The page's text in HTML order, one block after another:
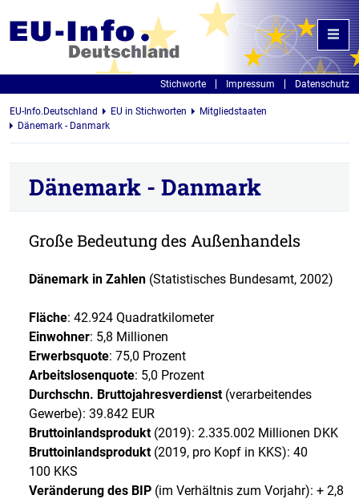
Stichworte Impressum Datenschutz
EU-Info.Deutschland EU in Stichworten
Mitgliedstaaten
Dänemark - Danmark
Dänemark - Danmark
Große Bedeutung des Außenhandels
Dänemark in Zahlen (Statistisches Bundesamt, 2002)
Fläche: 42.924 Quadratkilometer
Einwohner: 5,8 Millionen
Erwerbsquote: 75,0 Prozent
Arbeitslosenquote: 5,0 Prozent
Durchschn. Bruttojahresverdienst(verarbeitendes
Gewerbe): 39.842 EUR
Bruttoinlandsprodukt(2019): 2.335.002 Millionen DKK
Bruttoinlandsprodukt(2019, pro Kopf in KKS): 40
100 KKS
Veränderung des BIP (im Verhältnis zum Vorjahr): + 2,8